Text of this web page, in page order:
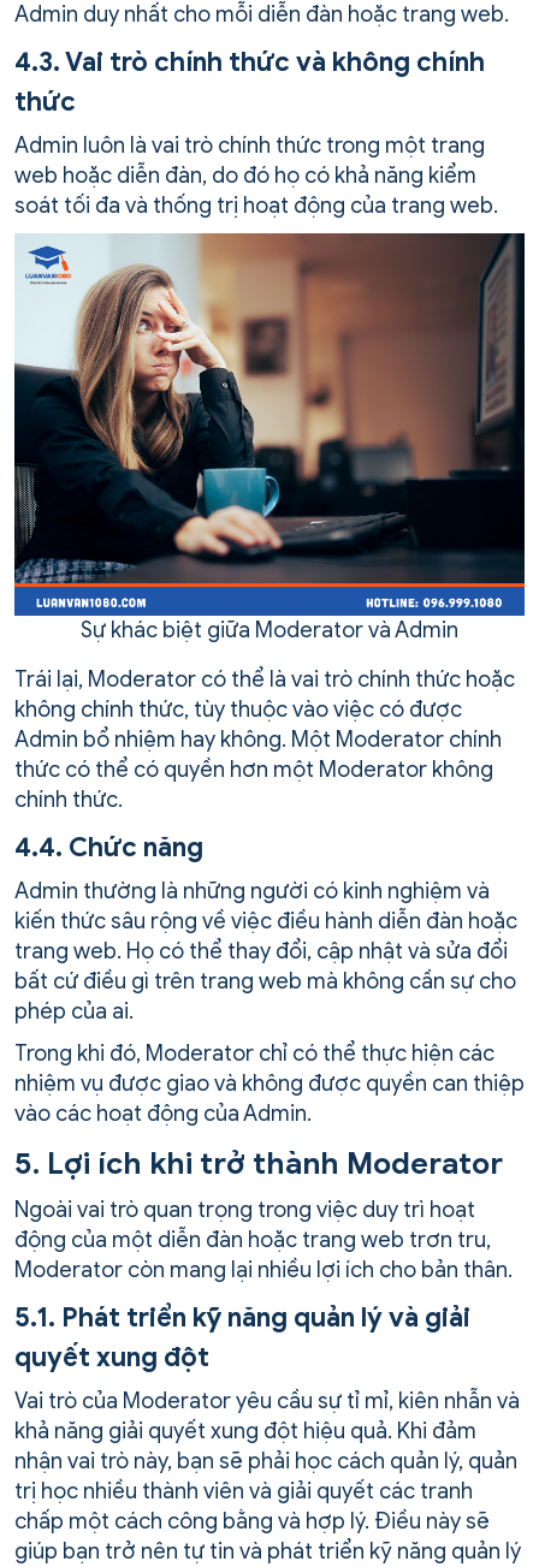
Admin duy nhất cho mỗi diễn đàn hoặc trang web.
4.3. Vai trò chính thức và không chính
thức
Admin luôn là vai trò chính thức trong một trang
web hoặc diễn đàn, do đó họ có khả năng kiểm
soát tối đa và thống trị hoạt động của trang web.
Sự khác biệt giữa Moderator và Admin
Trái lại, Moderator có thể là vai trò chính thức hoặc
không chính thức, tùy thuộc vào việc có được
Admin bổ nhiệm hay không. Một Moderator chính
thức có thể có quyền hơn một Moderator không
chính thức.
4.4. Chức năng
Admin thường là những người có kinh nghiệm và
kiến thức sâu rộng về việc điều hành diễn đàn hoặc
trang web. Họ có thể thay đổi, cập nhật và sửa đổi
bất cứ điều gì trên trang web mà không cần sự cho
phép của ai.
Trong khi đó, Moderator chỉ có thể thực hiện các
nhiệm vụ được giao và không được quyền can thiệp
vào các hoạt động của Admin.
5. Lợi ích khi trở thành Moderator
Ngoài vai trò quan trọng trong việc duy trì hoạt
động của một diễn đàn hoặc trang web trơn tru,
Moderator còn mang lại nhiều lợi ích cho bản thân.
5.1. Phát triển kỹ năng quản lý và giải
quyết xung đột
Vai trò của Moderator yêu cầu sự tỉ mỉ, kiên nhẫn và
khả năng giải quyết xung đột hiệu quả. Khi đảm
nhận vai trò này, bạn sẽ phải học cách quản lý, quản
trị học nhiều thành viên và giải quyết các tranh
chấp một cách công bằng và hợp lý. Điều này sẽ
giúp bạn trở nên tự tin và phát triển kỹ năng quản lý